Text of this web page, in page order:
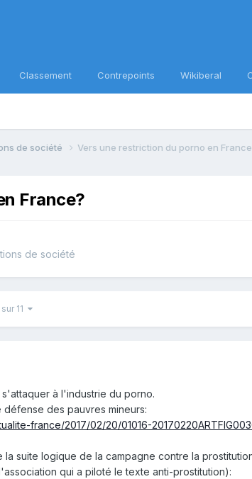
Classement Contrepoints Wikiberal
de société Vers une restriction du porno en
France?
de société
11
à l'industrie du porno.
des pauvres mineurs:
france/2017/02/20/01016-
la suite logique de la campagne contre la
qui a piloté le texte anti-prostitution):